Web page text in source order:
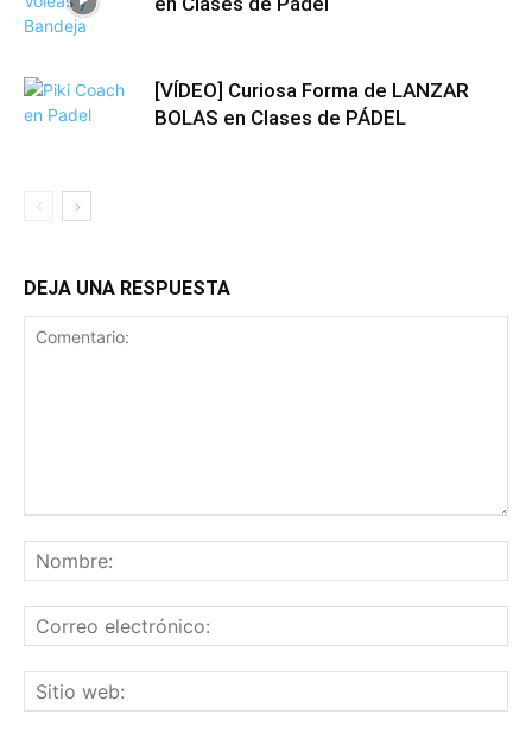
[VÍDEO] Curiosa Forma de LANZAR
BOLAS en Clases de PÁDEL
DEJA UNA RESPUESTA